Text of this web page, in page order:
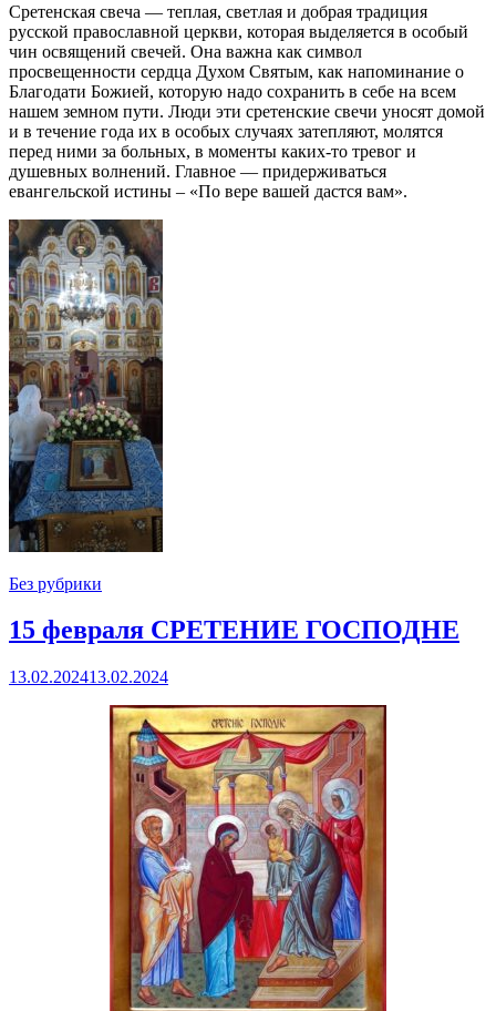
Сретенская свеча — теплая, светлая и добрая традиция
русской православной церкви, которая выделяется в особый
чин освящений свечей. Она важна как символ
просвещенности сердца Духом Святым, как напоминание о
Благодати Божией, которую надо сохранить в себе на всем
нашем земном пути. Люди эти сретенские свечи уносят домой
и в течение года их в особых случаях затепляют, молятся
перед ними за больных, в моменты каких-то тревог и
душевных волнений. Главное — придерживаться
евангельской истины – «По вере вашей дастся вам».
Без рубрики
15 февраля СРЕТЕНИЕ ГОСПОДНЕ
13.02.202413.02.2024